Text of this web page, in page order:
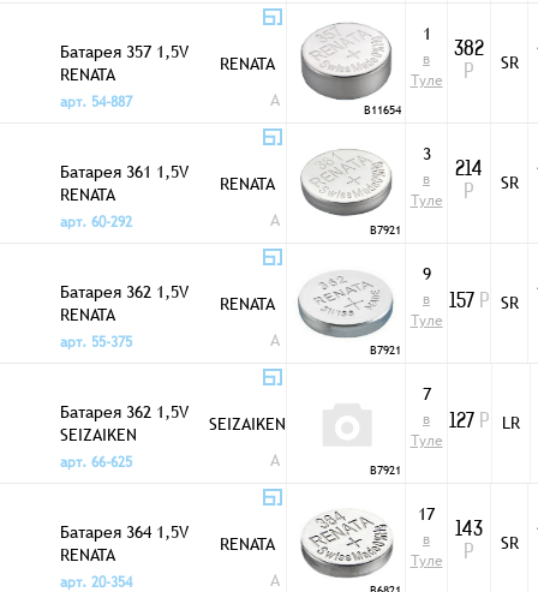
Батарея 357 1,5V
RENATA
RENATA
арт. 54-887
A B11654
1
в
Туле
382
Р
SR
Батарея 361 1,5V
RENATA
RENATA
арт. 60-292
A B7921
3
в
Туле
214
Р
SR
Батарея 362 1,5V
RENATA
RENATA
арт. 55-375
A B7921
9
в
Туле
157 Р SR
Батарея 362 1,5V
SEIZAIKEN
SEIZAIKEN
арт. 66-625
A B7921
7
в
Туле
127 Р LR
Батарея 364 1,5V
RENATA
RENATA
арт. 20-354
A
17
в
Туле
143
Р
SR